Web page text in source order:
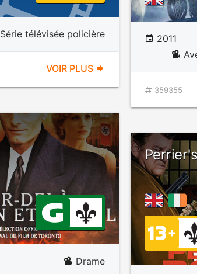
Série télévisée policière
VOIR PLUS
2011
359355
Drame